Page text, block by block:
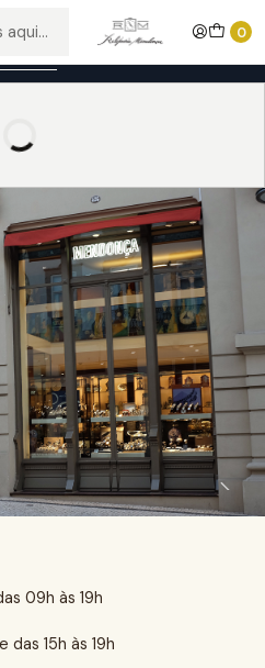
0
superiores a 100,00€ - Todas as
a confirmação de stock.
09h às 19h
das 15h às 19h